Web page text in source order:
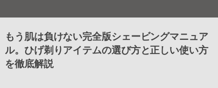
もう肌は負けない完全版シェービングマニュア
ル。ひげ剃りアイテムの選び方と正しい使い方
を徹底解説